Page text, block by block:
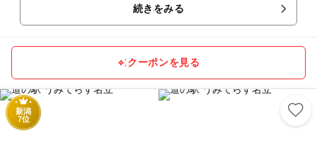
続きをみる
クーポンを見る
新潟
7位